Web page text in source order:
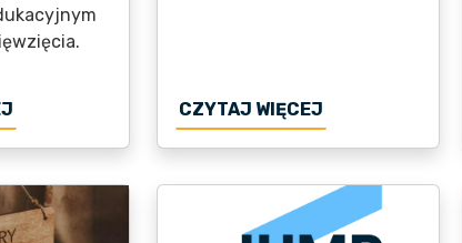
KOLEJNEJ FAZY ECIU UNIVERSITY
O ECIU E-CAMPUS Z DOFINANSOWANIEM: OD
CZYTAJ WIĘCEJ O ECIU